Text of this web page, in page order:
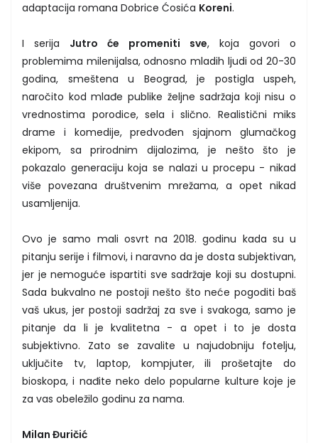
adaptacija romana Dobrice Ćosića Koreni.
I serija Jutro će promeniti sve, koja govori o
problemima milenijalsa, odnosno mladih ljudi od 20-30
godina, smeštena u Beograd, je postigla uspeh,
naročito kod mlađe publike željne sadržaja koji nisu o
vrednostima porodice, sela i slično. Realistični miks
drame i komedije, predvođen sjajnom glumačkog
ekipom, sa prirodnim dijalozima, je nešto što je
pokazalo generaciju koja se nalazi u procepu - nikad
više povezana društvenim mrežama, a opet nikad
usamljenija.
Ovo je samo mali osvrt na 2018. godinu kada su u
pitanju serije i filmovi, i naravno da je dosta subjektivan,
jer je nemoguće ispartiti sve sadržaje koji su dostupni.
Sada bukvalno ne postoji nešto što neće pogoditi baš
vaš ukus, jer postoji sadržaj za sve i svakoga, samo je
pitanje da li je kvalitetna - a opet i to je dosta
subjektivno. Zato se zavalite u najudobniju fotelju,
uključite tv, laptop, kompjuter, ili prošetajte do
bioskopa, i nađite neko delo popularne kulture koje je
za vas obeležilo godinu za nama.
Milan Đuričić